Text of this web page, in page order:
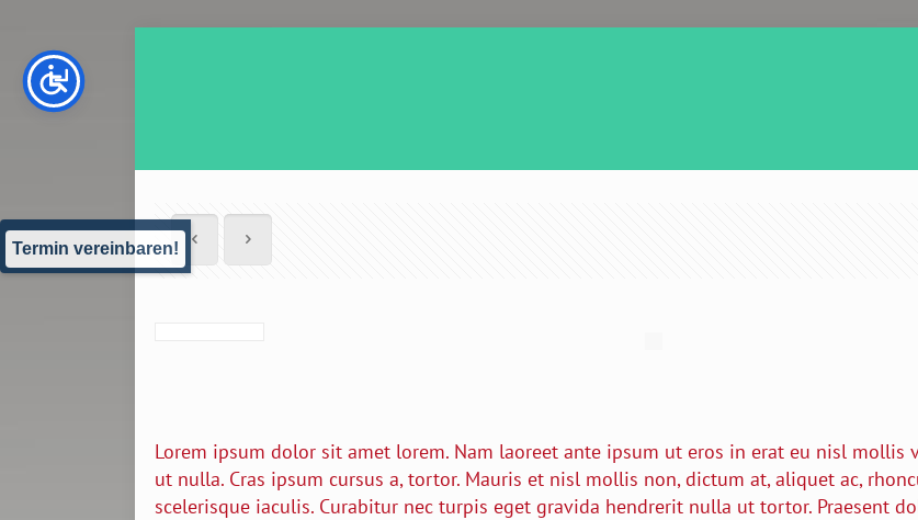
Termin vereinbaren!
Lorem ipsum dolor sit amet lorem. Nam laoreet ante ipsum ut eros in erat eu nisl mollis
ut nulla. Cras ipsum cursus a, tortor. Mauris et nisl mollis non, dictum at, aliquet ac,
scelerisque iaculis. Curabitur nec turpis eget gravida hendrerit nulla ut tortor. Praesent